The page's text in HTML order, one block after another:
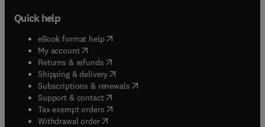
Quick help
eBook format help( opens in new tab/window
My account( opens in new tab/window
Returns & refunds( opens in new tab/window
Shipping & delivery(opens in new tab/window
Subscriptions & renewals( opens in new tab/window
Support & contact( opens in new tab/window
Tax exempt orders( opens in new tab/window
Withdrawal order